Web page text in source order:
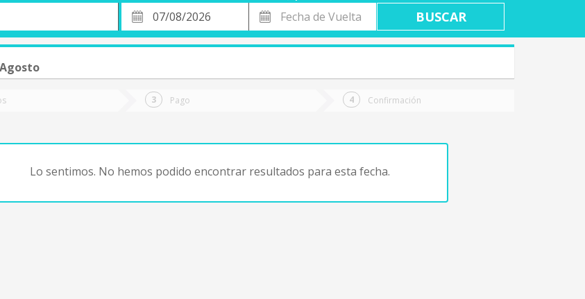
Fecha
de
Fecha
de
Vuelta
Pago Confirmación
Lo sentimos. No hemos podido encontrar resultados para esta fecha.